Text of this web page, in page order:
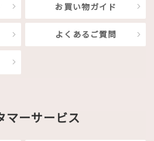
お買い物ガイド
よくあるご質問
マーサービス